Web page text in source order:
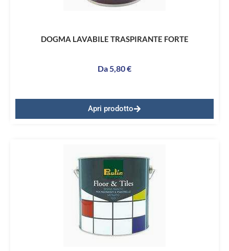
DOGMA LAVABILE TRASPIRANTE FORTE
Da 5,80€
Apri prodotto